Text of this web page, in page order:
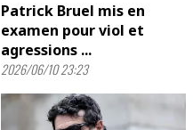
Patrick Bruel mis en
examen pour viol et
agressions ...
2026/06/10 23:23